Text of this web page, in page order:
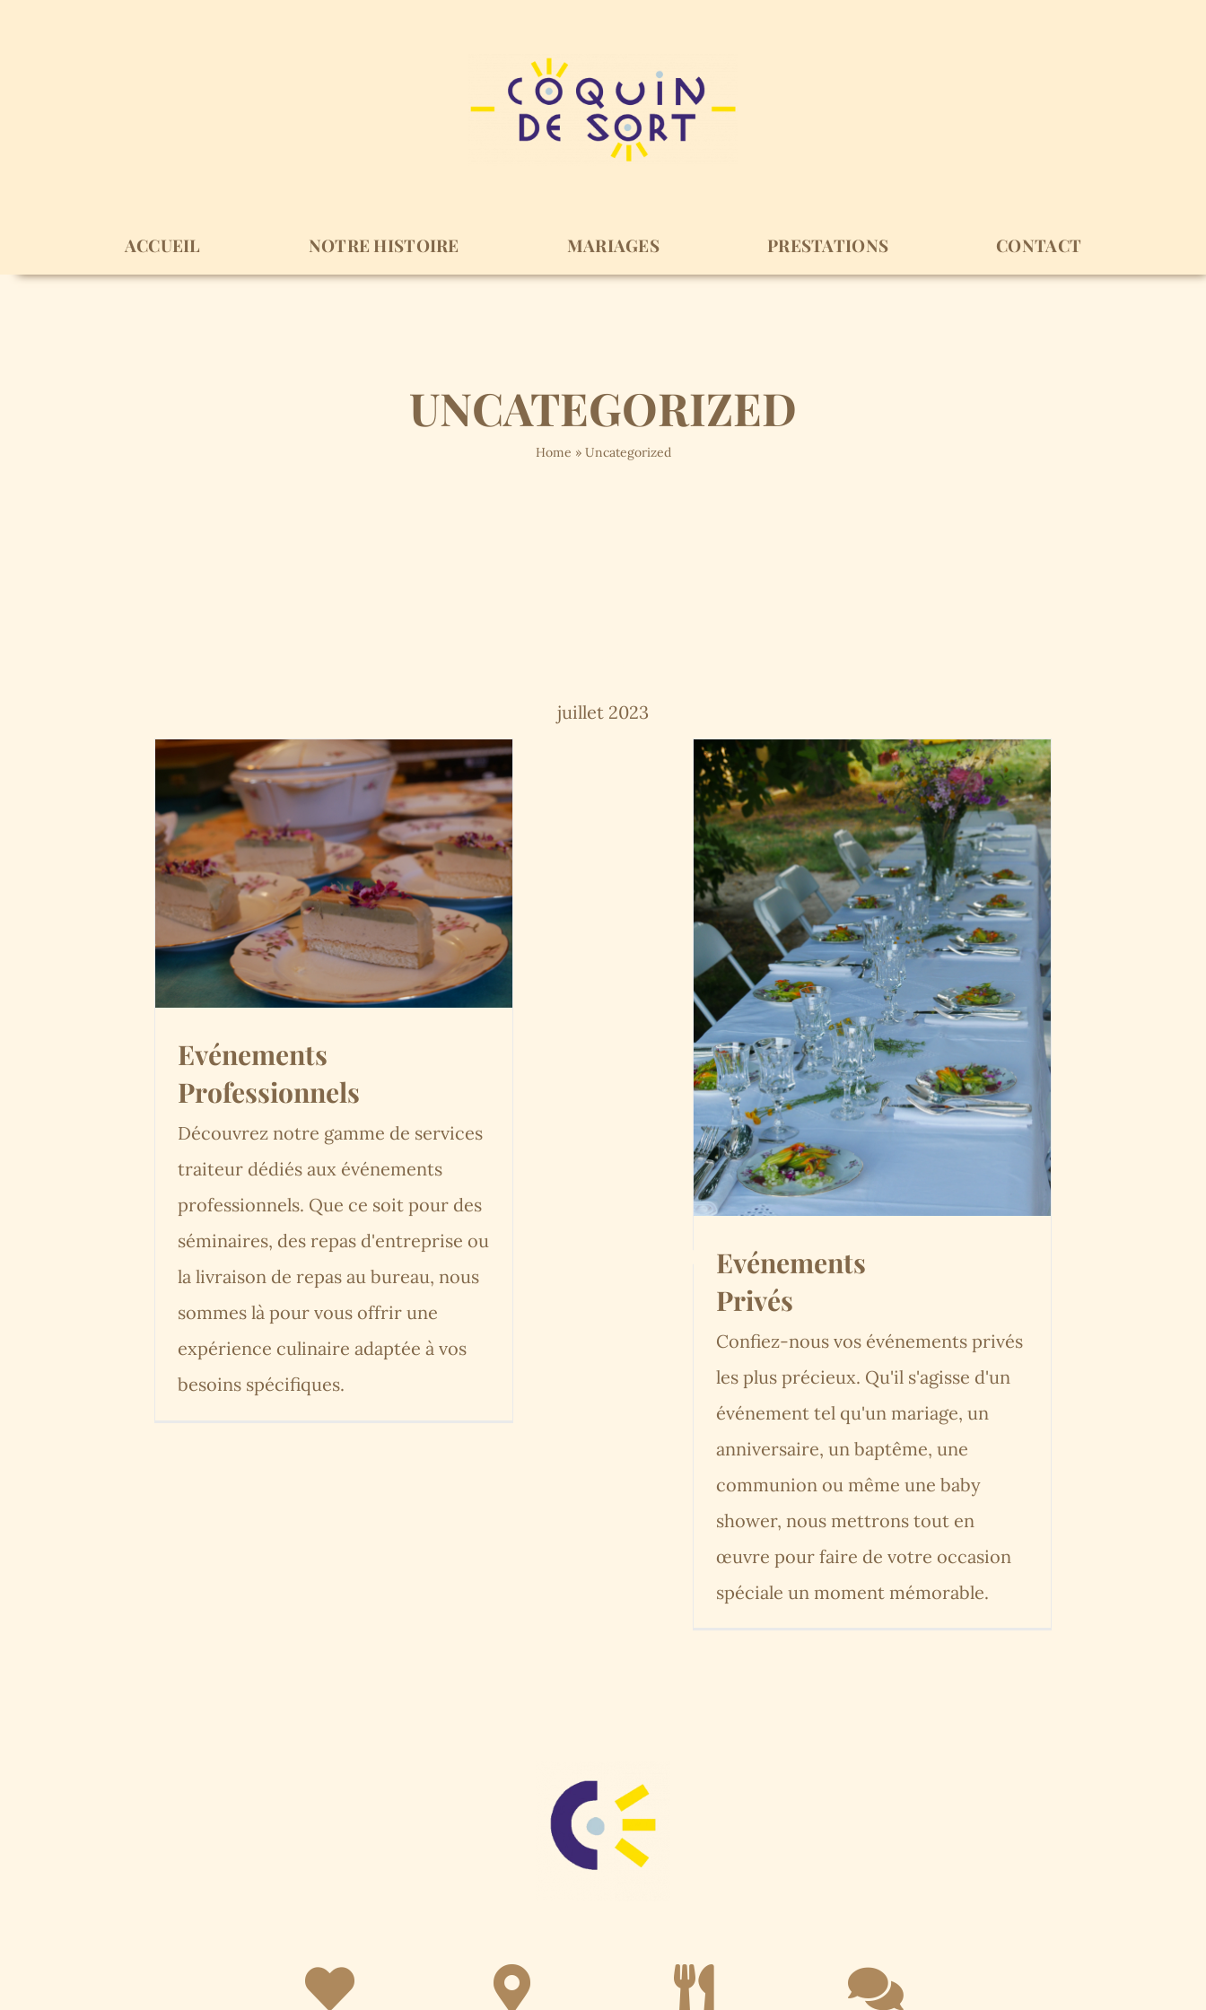
ACCUEIL NOTRE HISTOIRE MARIAGES PRESTATIONS CONTACT
UNCATEGORIZED
Home » Uncategorized
juillet 2023
Evénements
Professionnels
Découvrez notre gamme de services
traiteur dédiés aux événements
professionnels. Que ce soit pour des
séminaires, des repas d'entreprise ou
la livraison de repas au bureau, nous
sommes là pour vous offrir une
expérience culinaire adaptée à vos
besoins spécifiques.
Evénements
Privés
Confiez-nous vos événements privés
les plus précieux. Qu'il s'agisse d'un
événement tel qu'un mariage, un
anniversaire, un baptême, une
communion ou même une baby
shower, nous mettrons tout en
œuvre pour faire de votre occasion
spéciale un moment mémorable.